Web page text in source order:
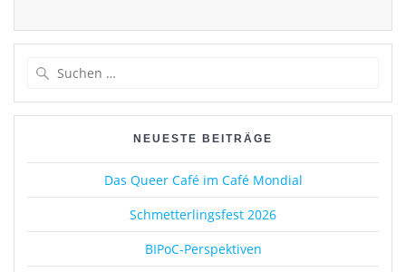
NEUESTE BEITRÄGE
Das Queer Café im Café Mondial
Schmetterlingsfest 2026
BIPoC-Perspektiven